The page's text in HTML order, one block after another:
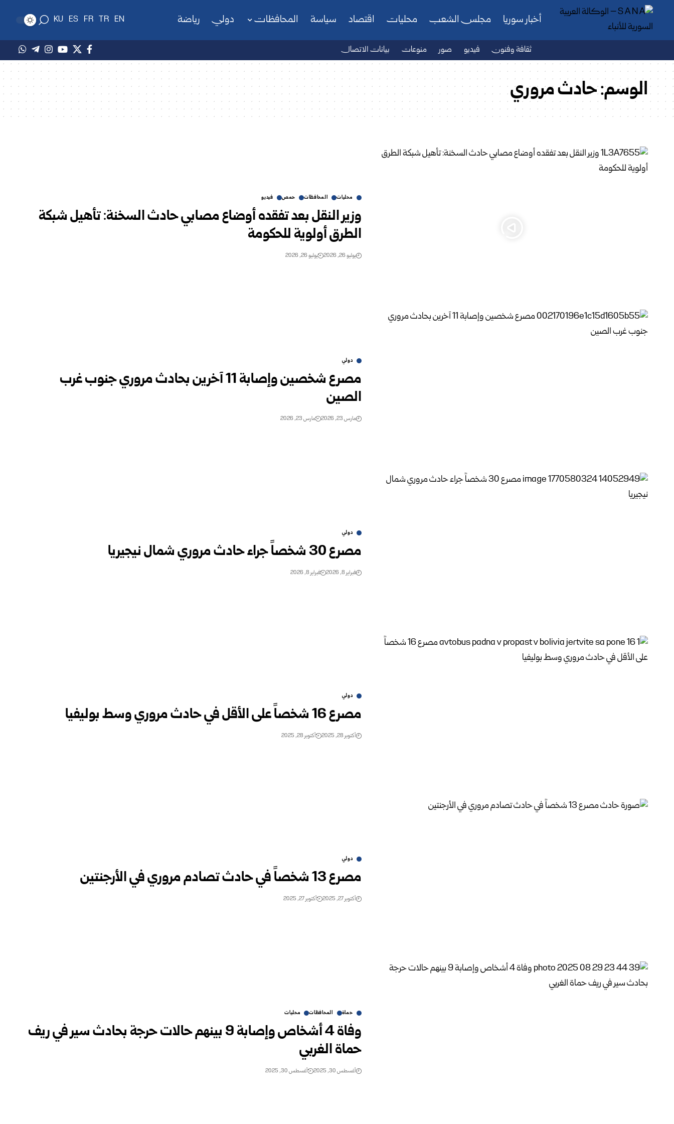
أخبار سوريا مجلس الشعب محليات اقتصاد سياسة المحافظات دولي رياضة EN
TR
FR
ES
KU
ثقافة وفنون فيديو صور منوعات بيانات الاتصال
الوسم:حادث مروري
محليات المحافظات حمص فيديو
وزير النقل بعد تفقده أوضاع مصابي حادث السخنة: تأهيل شبكة
الطرق أولوية للحكومة
يوليو 26, 2026 يوليو 26, 2026
دولي
مصرع شخصين وإصابة 11 آخرين بحادث مروري جنوب غرب
الصين
مارس 23, 2026 مارس 23, 2026
دولي
مصرع 30 شخصاً جراء حادث مروري شمال نيجيريا
فبراير 8, 2026 فبراير 8, 2026
دولي
مصرع 16 شخصاً على الأقل في حادث مروري وسط بوليفيا
أكتوبر 28, 2025 أكتوبر 28, 2025
دولي
مصرع 13 شخصاً في حادث تصادم مروري في الأرجنتين
أكتوبر 27, 2025 أكتوبر 27, 2025
حماة المحافظات محليات
وفاة 4 أشخاص وإصابة 9 بينهم حالات حرجة بحادث سير في ريف
حماة الغربي
أغسطس 30, 2025 أغسطس 30, 2025